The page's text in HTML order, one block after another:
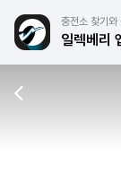
충전소 찾기와
일렉베리